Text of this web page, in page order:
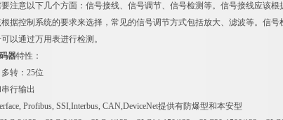
注意以下几个方面：信号接线、信号调节、信号检测等。信号接线应该
据控制系统的要求来选择，常见的信号调节方式包括放大、滤波等。信
以通过万用表进行检测。
器特性：
转：25位
行输出
Profibus, SSI,Interbus, CAN,DeviceNet提供有防爆型和本安型